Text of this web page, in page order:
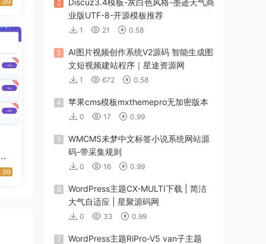
2
Discuz3.4模板-灰白色风格-墨迹天气商
业版UTF-8-开源模板推荐
1 21 0.58
3
AI图片视频创作系统V2源码 智能生成图
文短视频建站程序｜星途资源网
1 672 0.58
4 苹果cms模板mxthemepro无加密版本
0 17 0.99
5
WMCMS未梦中文标签小说系统网站源
码-带采集规则
0 16 0.99
6
WordPress主题CX-MULTI下载 | 简洁
大气自适应 | 星聚源码网
0 33 0.99
7 WordPress主题RiPro-V5 van子主题